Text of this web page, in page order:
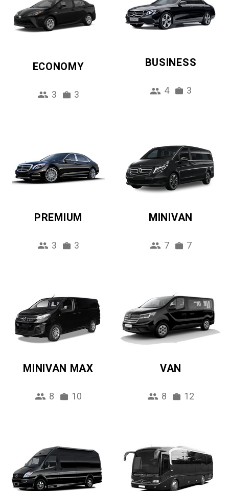
ECONOMY
3 3
BUSINESS
4 3
PREMIUM
3 3
MINIVAN
7 7
MINIVAN MAX
8 10
VAN
8 12